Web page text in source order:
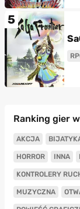
5
Ranking gier
AKCJA
HORROR INNA
KONTROLERY
MUZYCZNA